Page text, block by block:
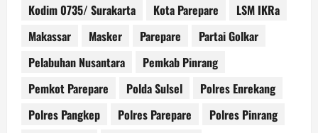
Kodim 0735/ Surakarta
Kota Parepare
LSM IKRa
Makassar
Masker Parepare
Partai Golkar
Pelabuhan Nusantara
Pemkab Pinrang
Pemkot Parepare
Polda Sulsel
Polres Enrekang
Polres Pangkep
Polres Parepare
Polres Pinrang